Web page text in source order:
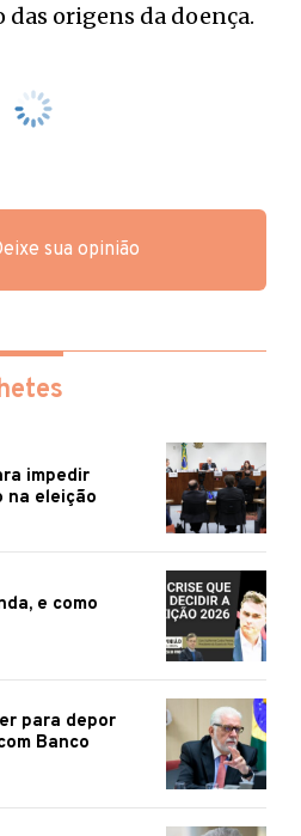
das origens da doença.
sua opinião
impedir
na eleição
e como
para depor
Banco